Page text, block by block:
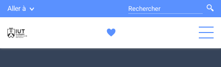
Aller à